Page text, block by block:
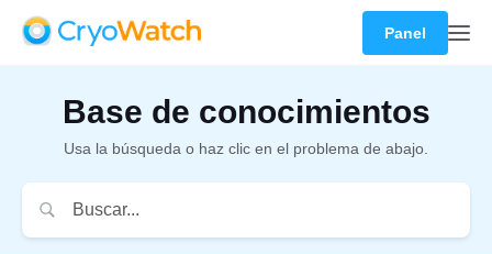
Panel
Base de conocimientos
Usa la búsqueda o haz clic en el problema de abajo.